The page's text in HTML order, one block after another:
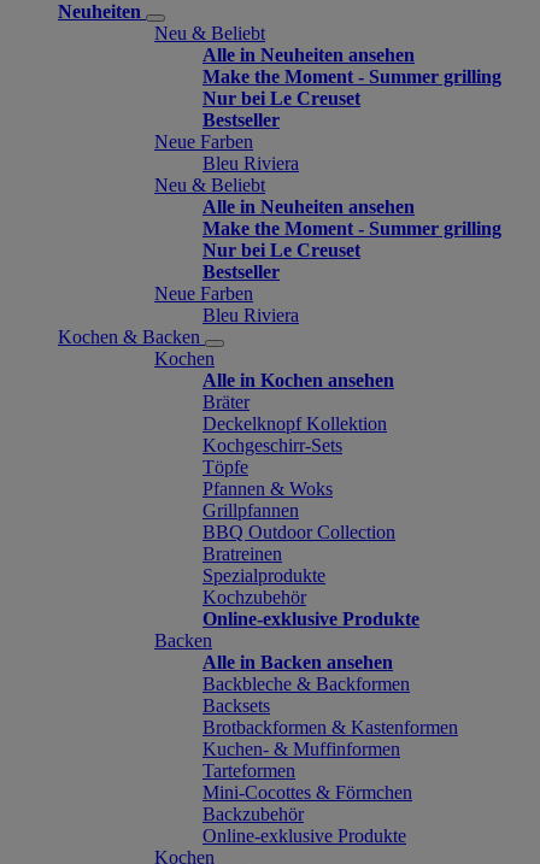
Neuheiten
Neu & Beliebt
Alle in Neuheiten ansehen
Make the Moment - Summer grilling
Nur bei Le Creuset
Bestseller
Neue Farben
Bleu Riviera
Neu & Beliebt
Alle in Neuheiten ansehen
Make the Moment - Summer grilling
Nur bei Le Creuset
Bestseller
Neue Farben
Bleu Riviera
Kochen & Backen
Kochen
Alle in Kochen ansehen
Bräter
Deckelknopf Kollektion
Kochgeschirr-Sets
Töpfe
Pfannen & Woks
Grillpfannen
BBQ Outdoor Collection
Bratreinen
Spezialprodukte
Kochzubehör
Online-exklusive Produkte
Backen
Alle in Backen ansehen
Backbleche & Backformen
Backsets
Brotbackformen & Kastenformen
Kuchen- & Muffinformen
Tarteformen
Mini-Cocottes & Förmchen
Backzubehör
Online-exklusive Produkte
Kochen